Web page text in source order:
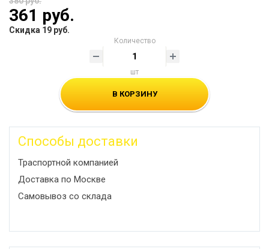
361 руб.
Скидка 19 руб.
Количество
шт
В КОРЗИНУ
Способы доставки
Траспортной компанией
Доставка по Москве
Самовывоз со склада